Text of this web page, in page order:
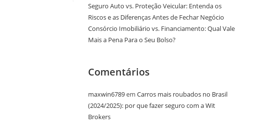
Seguro Auto vs. Proteção Veicular: Entenda os
Riscos e as Diferenças Antes de Fechar Negócio
Consórcio Imobiliário vs. Financiamento: Qual Vale
Mais a Pena Para o Seu Bolso?
Comentários
maxwin6789em Carros mais roubados no Brasil
(2024/2025): por que fazer seguro com a Wit
Brokers